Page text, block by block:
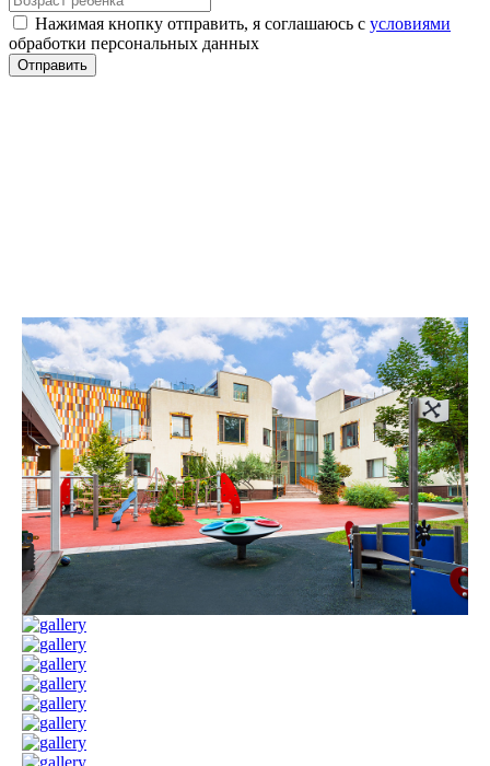
Нажимая кнопку отправить, я соглашаюсь с условиями
обработки персональных данных